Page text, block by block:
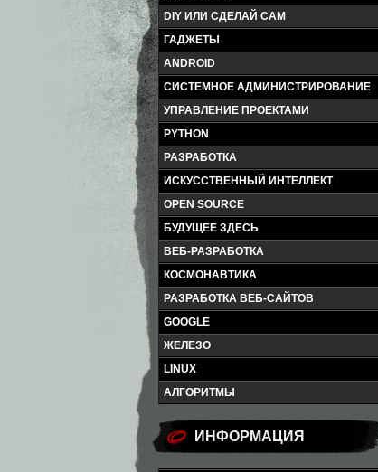
DIY ИЛИ СДЕЛАЙ САМ
ГАДЖЕТЫ
ANDROID
СИСТЕМНОЕ АДМИНИСТРИРОВАНИЕ
УПРАВЛЕНИЕ ПРОЕКТАМИ
PYTHON
РАЗРАБОТКА
ИСКУССТВЕННЫЙ ИНТЕЛЛЕКТ
OPEN SOURCE
БУДУЩЕЕ ЗДЕСЬ
ВЕБ-РАЗРАБОТКА
КОСМОНАВТИКА
РАЗРАБОТКА ВЕБ-САЙТОВ
GOOGLE
ЖЕЛЕЗО
LINUX
АЛГОРИТМЫ
ИНФОРМАЦИЯ